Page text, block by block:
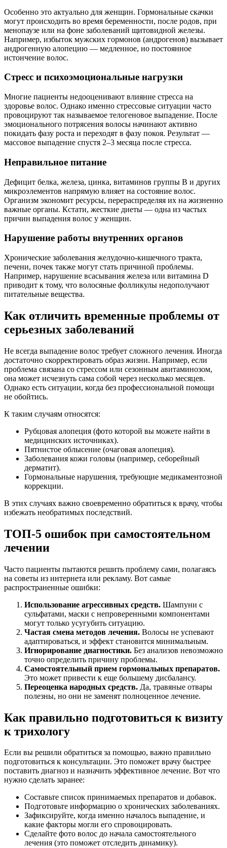
Особенно это актуально для женщин. Гормональные скачки
могут происходить во время беременности, после родов, при
менопаузе или на фоне заболеваний щитовидной железы.
Например, избыток мужских гормонов (андрогенов) вызывает
андрогенную алопецию — медленное, но постоянное
истончение волос.
Стресс и психоэмоциональные нагрузки
Многие пациенты недооценивают влияние стресса на
здоровье волос. Однако именно стрессовые ситуации часто
провоцируют так называемое телогеновое выпадение. После
эмоционального потрясения волосы начинают активно
покидать фазу роста и переходят в фазу покоя. Результат —
массовое выпадение спустя 2–3 месяца после стресса.
Неправильное питание
Дефицит белка, железа, цинка, витаминов группы B и других
микроэлементов напрямую влияет на состояние волос.
Организм экономит ресурсы, перераспределяя их на жизненно
важные органы. Кстати, жесткие диеты — одна из частых
причин выпадения волос у женщин.
Нарушение работы внутренних органов
Хронические заболевания желудочно-кишечного тракта,
печени, почек также могут стать причиной проблемы.
Например, нарушение всасывания железа или витамина D
приводит к тому, что волосяные фолликулы недополучают
питательные вещества.
Как отличить временные проблемы от
серьезных заболеваний
Не всегда выпадение волос требует сложного лечения. Иногда
достаточно скорректировать образ жизни. Например, если
проблема связана со стрессом или сезонным авитаминозом,
она может исчезнуть сама собой через несколько месяцев.
Однако есть ситуации, когда без профессиональной помощи
не обойтись.
К таким случаям относятся:
Рубцовая алопеция (фото которой вы можете найти в
медицинских источниках).
Пятнистое облысение (очаговая алопеция).
Заболевания кожи головы (например, себорейный
дерматит).
Гормональные нарушения, требующие медикаментозной
коррекции.
В этих случаях важно своевременно обратиться к врачу, чтобы
избежать необратимых последствий.
ТОП-5 ошибок при самостоятельном
лечении
Часто пациенты пытаются решить проблему сами, полагаясь
на советы из интернета или рекламу. Вот самые
распространенные ошибки:
Использование агрессивных средств. Шампуни с
сульфатами, маски с непроверенными компонентами
могут только усугубить ситуацию.
Частая смена методов лечения. Волосы не успевают
адаптироваться, и эффект становится минимальным.
Игнорирование диагностики. Без анализов невозможно
точно определить причину проблемы.
Самостоятельный прием гормональных препаратов.
Это может привести к еще большему дисбалансу.
Переоценка народных средств. Да, травяные отвары
полезны, но они не заменят полноценное лечение.
Как правильно подготовиться к визиту
к трихологу
Если вы решили обратиться за помощью, важно правильно
подготовиться к консультации. Это поможет врачу быстрее
поставить диагноз и назначить эффективное лечение. Вот что
нужно сделать заранее:
Составьте список принимаемых препаратов и добавок.
Подготовьте информацию о хронических заболеваниях.
Зафиксируйте, когда именно началось выпадение, и
какие факторы могли его спровоцировать.
Сделайте фото волос до начала самостоятельного
лечения (это поможет отследить динамику).